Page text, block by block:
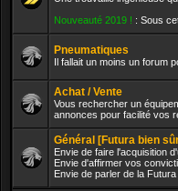
Aucun
message
non
Nouveauté 2019 ! : Sous
message
non
Pneumatiques
Il fallait un moins un forum
Aucun
message
non
Achat / Vente
Vous rechercher un
annonces pour facilité vos
Aucun
message
Général [Futura bien
Envie de faire l'acquisition
Envie d'affirmer vos
Envie de parler de la